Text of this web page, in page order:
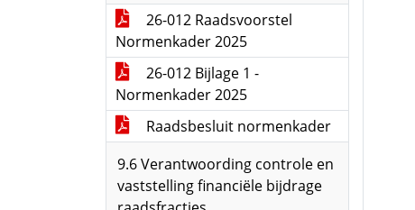
26-012 Raadsvoorstel
Normenkader 2025
26-012 Bijlage 1 -
Normenkader 2025
Raadsbesluit normenkader
9.6 Verantwoording controle en
vaststelling financiële bijdrage